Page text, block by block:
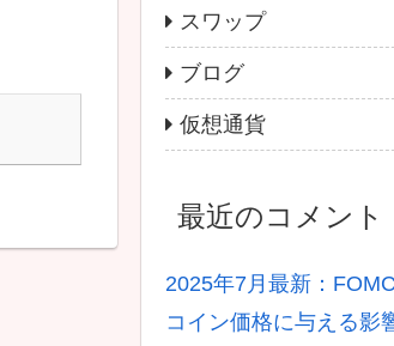
スワップ
ブログ
仮想通貨
最近のコメント
2025年7月最新：
コイン価格に与える影